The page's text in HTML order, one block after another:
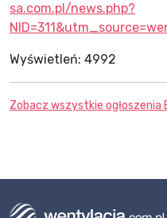
sa.com.pl/news.php?
Wyświetleń: 4992
Zobacz wszystkie ogłoszenia